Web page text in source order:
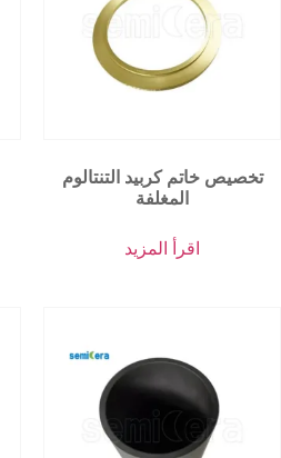
تخصيص خاتم كربيد التنتالوم
المغلفة
اقرأ المزيد